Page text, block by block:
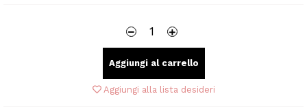
Aggiungi al carrello
Aggiungi alla lista desideri